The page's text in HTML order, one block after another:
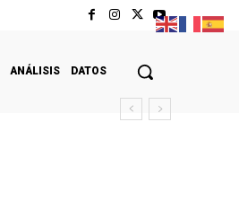
ANÁLISIS DATOS